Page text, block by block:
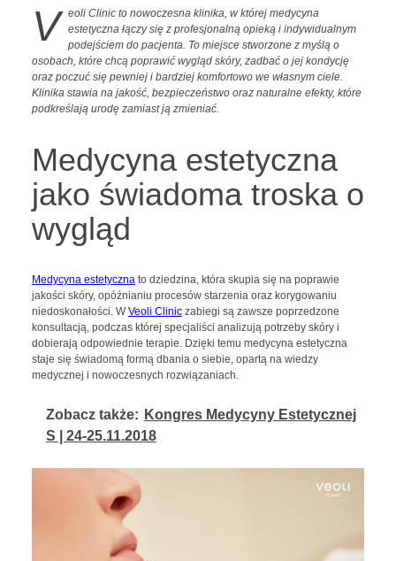
V
eoli Clinic to nowoczesna klinika, w której medycyna
estetyczna łączy się z profesjonalną opieką i indywidualnym
podejściem do pacjenta. To miejsce stworzone z myślą o
osobach, które chcą poprawić wygląd skóry, zadbać o jej kondycję
oraz poczuć się pewniej i bardziej komfortowo we własnym ciele.
Klinika stawia na jakość, bezpieczeństwo oraz naturalne efekty, które
podkreślają urodę zamiast ją zmieniać.
Medycyna estetyczna
jako świadoma troska o
wygląd
Medycyna estetyczna to dziedzina, która skupia się na poprawie
jakości skóry, opóźnianiu procesów starzenia oraz korygowaniu
niedoskonałości. WVeoli Cliniczabiegi są zawsze poprzedzone
konsultacją, podczas której specjaliści analizują potrzeby skóry i
dobierają odpowiednie terapie. Dzięki temu medycyna estetyczna
staje się świadomą formą dbania o siebie, opartą na wiedzy
medycznej i nowoczesnych rozwiązaniach.
Zobacz także: Kongres Medycyny Estetycznej
S | 24-25.11.2018